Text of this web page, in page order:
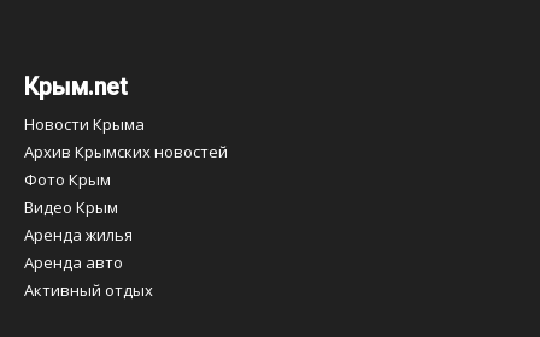
Крым.net
Новости Крыма
Архив Крымских новостей
Фото Крым
Видео Крым
Аренда жилья
Аренда авто
Активный отдых